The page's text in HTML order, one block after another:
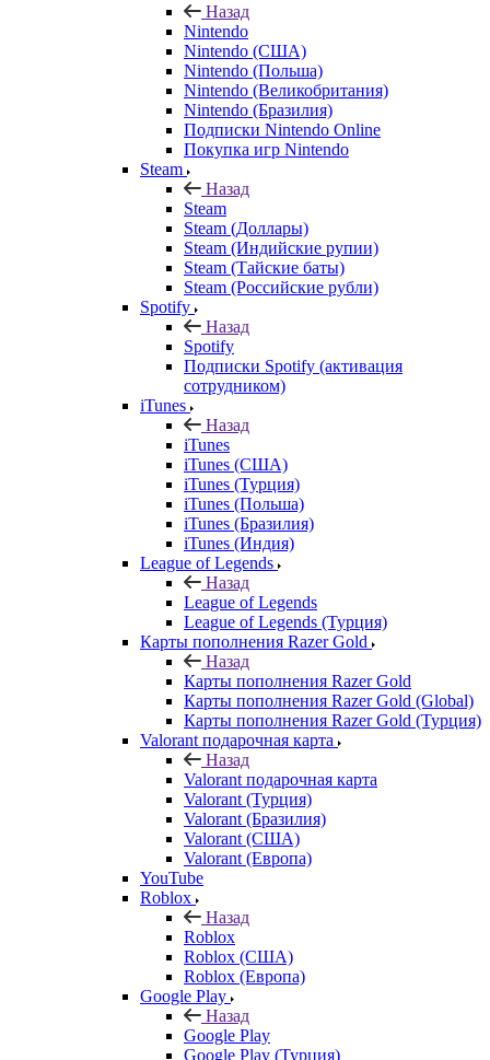
Назад
Nintendo
Nintendo (США)
Nintendo (Польша)
Nintendo (Великобритания)
Nintendo (Бразилия)
Подписки Nintendo Online
Покупка игр Nintendo
Steam
Назад
Steam
Steam (Доллары)
Steam (Индийские рупии)
Steam (Тайские баты)
Steam (Российские рубли)
Spotify
Назад
Spotify
Подписки Spotify (активация
сотрудником)
iTunes
Назад
iTunes
iTunes (США)
iTunes (Турция)
iTunes (Польша)
iTunes (Бразилия)
iTunes (Индия)
League of Legends
Назад
League of Legends
League of Legends (Турция)
Карты пополнения Razer Gold
Назад
Карты пополнения Razer Gold
Карты пополнения Razer Gold (Global)
Карты пополнения Razer Gold (Турция)
Valorant подарочная карта
Назад
Valorant подарочная карта
Valorant (Турция)
Valorant (Бразилия)
Valorant (США)
Valorant (Европа)
YouTube
Roblox
Назад
Roblox
Roblox (США)
Roblox (Европа)
Google Play
Назад
Google Play
Google Play (Турция)